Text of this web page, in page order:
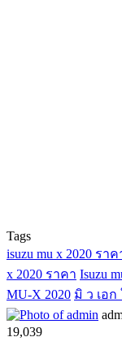
Tags
isuzu mu x 2020 รา
x 2020 ราคา Isuzu
MU-X 2020 มิ ว เอก
19,039